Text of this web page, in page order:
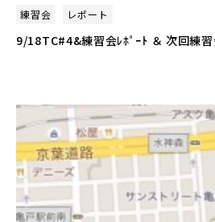
練習会
レポート
9/18TC#4&練習会ﾚﾎﾟｰﾄ ＆ 次回練